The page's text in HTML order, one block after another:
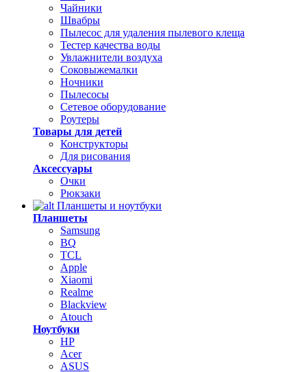
Чайники
Швабры
Пылесос для удаления пылевого клеща
Тестер качества воды
Увлажнители воздуха
Соковыжемалки
Ночники
Пылесосы
Сетевое оборудование
Роутеры
Товары для детей
Конструкторы
Для рисования
Аксессуары
Очки
Рюкзаки
Планшеты и ноутбуки
Планшеты
Samsung
BQ
TCL
Apple
Xiaomi
Realme
Blackview
Atouch
Ноутбуки
HP
Acer
ASUS